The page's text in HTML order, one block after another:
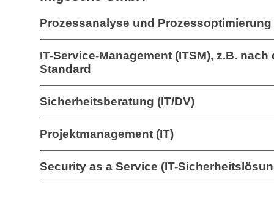
Prozessanalyse und Prozessoptimierung
IT-Service-Management (ITSM), z.B. nach
Standard
Sicherheitsberatung (IT/DV)
Projektmanagement (IT)
Security as a Service (IT-